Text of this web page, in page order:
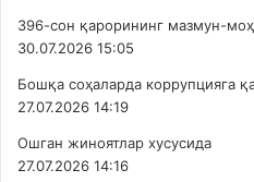
396-сон қарорининг мазмун-
30.07.2026 15:05
Бошқа соҳаларда коррупцияга
27.07.2026 14:19
Ошган жиноятлар хусусида
27.07.2026 14:16